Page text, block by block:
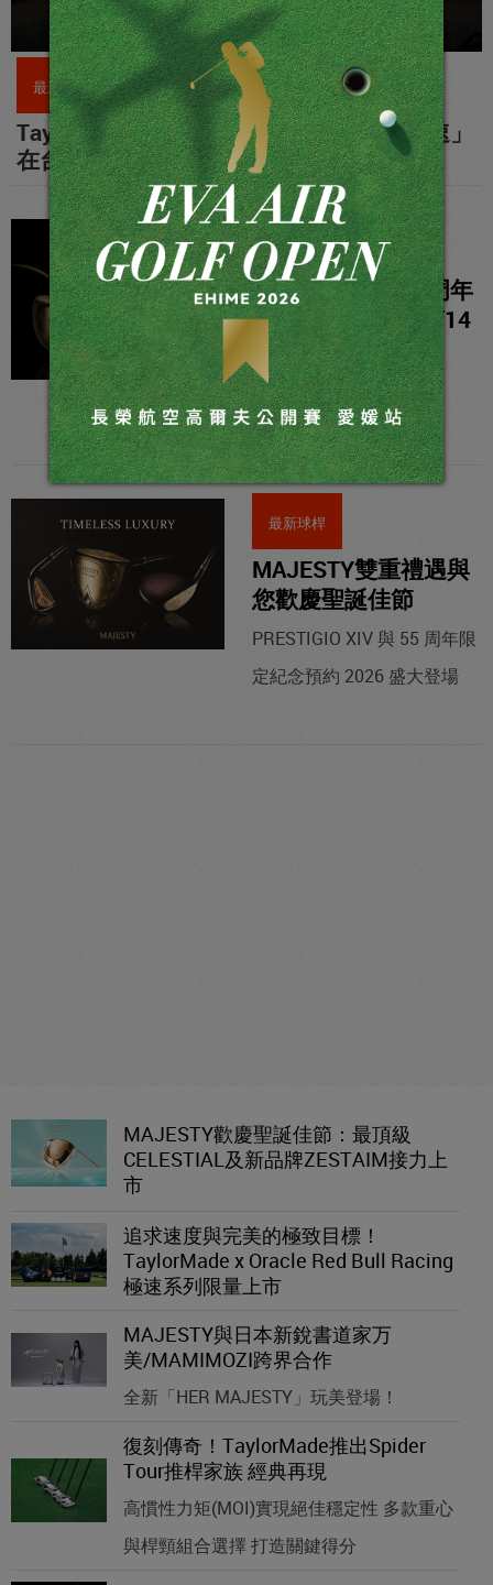
最新球桿
TaylorMade全新Qi4D系列開球木桿 「超速」
在台灣亮相！
最新球桿
MAJESTY創立55周年
PRESTIGIO XIV (第14
代) 傳奇誕生！
最新球桿
MAJESTY雙重禮遇與
您歡慶聖誕佳節
PRESTIGIO XIV 與 55 周年限
定紀念預約 2026 盛大登場
MAJESTY歡慶聖誕佳節：最頂級
CELESTIAL及新品牌ZESTAIM接力上
市
追求速度與完美的極致目標！
TaylorMade x Oracle Red Bull Racing
極速系列限量上市
MAJESTY與日本新銳書道家万
美/MAMIMOZI跨界合作
全新「HER MAJESTY」玩美登場！
復刻傳奇！TaylorMade推出Spider
Tour推桿家族 經典再現
高慣性力矩(MOI)實現絕佳穩定性 多款重心
與桿頸組合選擇 打造關鍵得分